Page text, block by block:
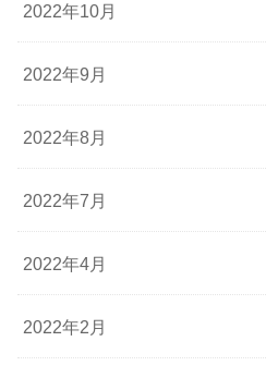
2022年10月
2022年9月
2022年8月
2022年7月
2022年4月
2022年2月